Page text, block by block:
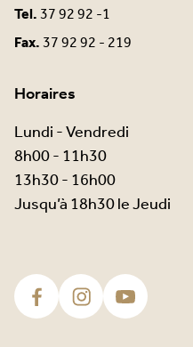
Tel.37 92 92 -1
Fax.37 92 92 - 219
Horaires
Lundi - Vendredi
8h00 - 11h30
13h30 - 16h00
Jusqu’à 18h30 le Jeudi